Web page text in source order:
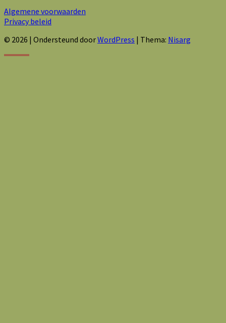
Algemene voorwaarden
Privacy beleid
© 2026 | Ondersteund doorWordPress | Thema: Nisarg